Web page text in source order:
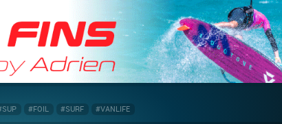
#FOIL #SURF #VANLIFE